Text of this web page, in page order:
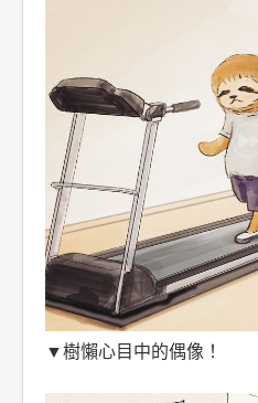
▼樹懶心目中的偶像！